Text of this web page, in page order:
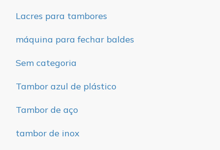
Lacres para tambores
máquina para fechar baldes
Sem categoria
Tambor azul de plástico
Tambor de aço
tambor de inox